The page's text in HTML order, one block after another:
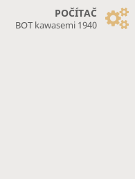
POČÍTAČ
BOT kawasemi 1940